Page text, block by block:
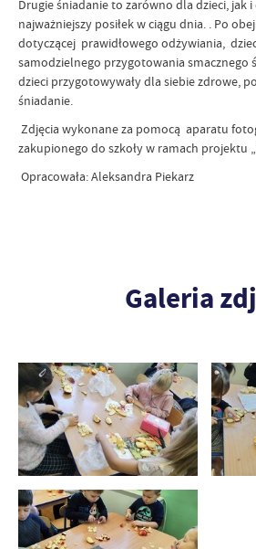
Drugie śniadanie to zarówno dla dzieci, jak
najważniejszy posiłek w ciągu dnia. . Po
dotyczącej prawidłowego odżywiania,
samodzielnego przygotowania smacznego
dzieci przygotowywały dla siebie zdrowe,
śniadanie.
Zdjęcia wykonane za pomocą aparatu
zakupionego do szkoły w ramach projektu
Opracowała: Aleksandra Piekarz
Galeria